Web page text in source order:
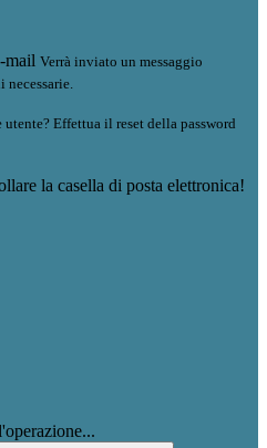
mail Verrà inviato un messaggio
Effettua il reset della password
la casella di posta elettronica!